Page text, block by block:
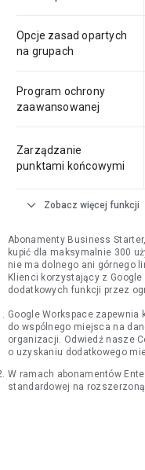
Opcje zasad opartych
na grupach
Program ochrony
zaawansowanej
Zarządzanie
punktami końcowymi
expand_more Zobacz więcej funkcji
Abonamenty Business
kupić dla maksymalnie 300
nie ma dolnego ani górnego
Klienci korzystający z
dodatkowych funkcji przez
Google Workspace
do wspólnego miejsca na
organizacji. Odwiedź nasze
o uzyskaniu dodatkowego
W ramach abonamentów
standardowej na